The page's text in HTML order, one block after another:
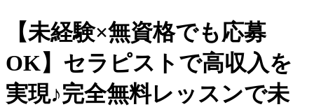
【未経験×無資格でも応募
OK】セラピストで高収入を
実現♪完全無料レッスンで未